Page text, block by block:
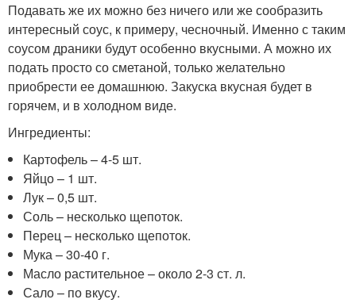
Подавать же их можно без ничего или же сообразить
интересный соус, к примеру, чесночный. Именно с таким
соусом драники будут особенно вкусными. А можно их
подать просто со сметаной, только желательно
приобрести ее домашнюю. Закуска вкусная будет в
горячем, и в холодном виде.
Ингредиенты:
Картофель – 4-5 шт.
Яйцо – 1 шт.
Лук – 0,5 шт.
Соль – несколько щепоток.
Перец – несколько щепоток.
Мука – 30-40 г.
Масло растительное – около 2-3 ст. л.
Сало – по вкусу.